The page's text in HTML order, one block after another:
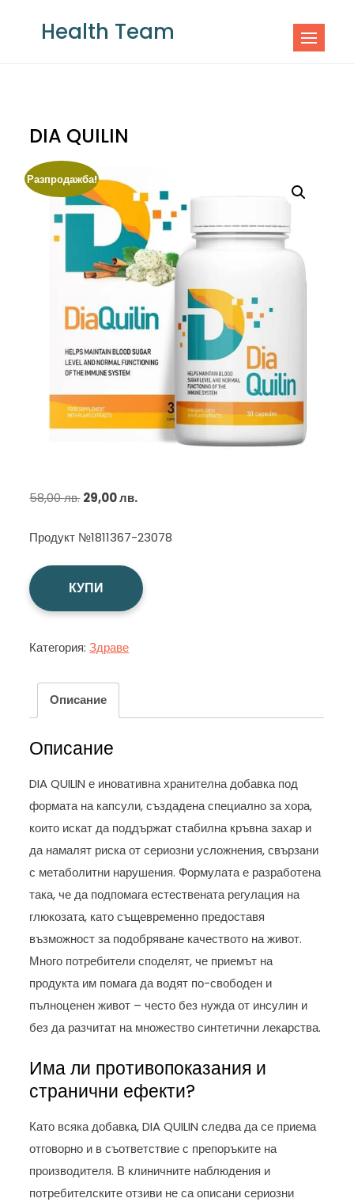
Health Team
DIA QUILIN
Разпродажба!
58,00лв. Original
was:
58,00 лв..
29,00лв.Текущата
е:
Продукт №1811367-23078
КУПИ
Категория:Здраве
Описание
Описание
DIA QUILIN е иновативна хранителна добавка под
формата на капсули, създадена специално за хора,
които искат да поддържат стабилна кръвна захар и
да намалят риска от сериозни усложнения, свързани
с метаболитни нарушения. Формулата е разработена
така, че да подпомага естествената регулация на
глюкозата, като същевременно предоставя
възможност за подобряване качеството на живот.
Много потребители споделят, че приемът на
продукта им помага да водят по-свободен и
пълноценен живот – често без нужда от инсулин и
без да разчитат на множество синтетични лекарства.
Има ли противопоказания и
странични ефекти?
Като всяка добавка, DIA QUILIN следва да се приема
отговорно и в съответствие с препоръките на
производителя. В клиничните наблюдения и
потребителските отзиви не са описани сериозни